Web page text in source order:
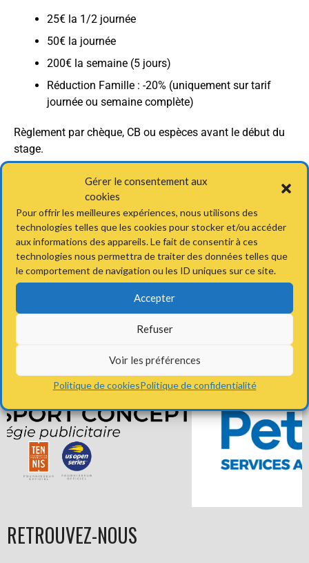
Gérer le consentement aux
cookies
Pour offrir les meilleures expériences, nous utilisons des
technologies telles que les cookies pour stocker et/ou accéder
aux informations des appareils. Le fait de consentir à ces
technologies nous permettra de traiter des données telles que
le comportement de navigation ou les ID uniques sur ce site.
Accepter
Refuser
Voir les préférences
Politique de cookiesPolitique de confidentialité
25€ la 1/2 journée
50€ la journée
200€ la semaine (5 jours)
Réduction Famille : -20% (uniquement sur tarif
journée ou semaine complète)
Règlement par chèque, CB ou espèces avant le début du
stage.
INSCRIPTION VIA CE FORMULAIRE EN LIGNE
Les stages auront lieu au stade Léo Lagrange et seront
encadrés par l’équipe d’Alain FAOUZI.
← Fête du tennis – Dimanche
Stage adultes pendant l’été
RETROUVEZ-NOUS